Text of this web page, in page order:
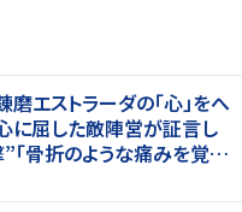
エストラーダの「心」をへ
屈した敵陣営が証言し
「骨折のような痛みを覚え